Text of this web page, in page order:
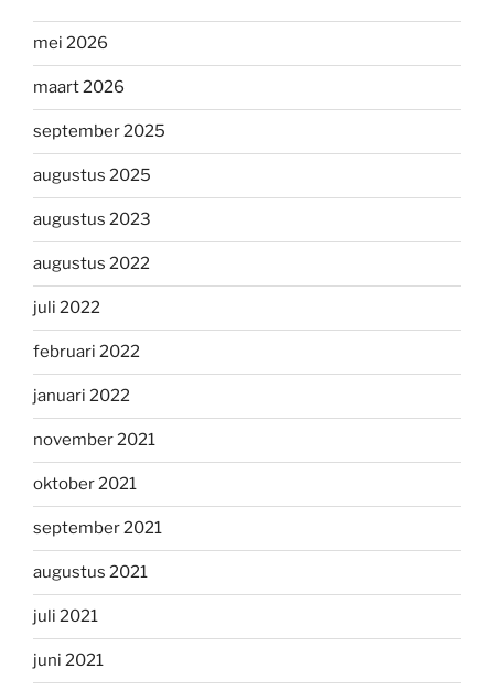
mei 2026
maart 2026
september 2025
augustus 2025
augustus 2023
augustus 2022
juli 2022
februari 2022
januari 2022
november 2021
oktober 2021
september 2021
augustus 2021
juli 2021
juni 2021